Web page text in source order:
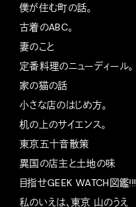
僕が住む町の話。
古着のABC。
妻のこと
定番料理のニューディール。
家の猫の話
小さな店のはじめ方。
机の上のサイエンス。
東京五十音散策
異国の店主と土地の味
目指せGEEK WATCH図鑑!!!
私のいえは、東京 山のうえ